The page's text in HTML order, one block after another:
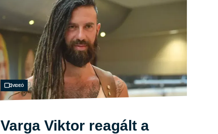
Videó
Varga Viktor reagált a